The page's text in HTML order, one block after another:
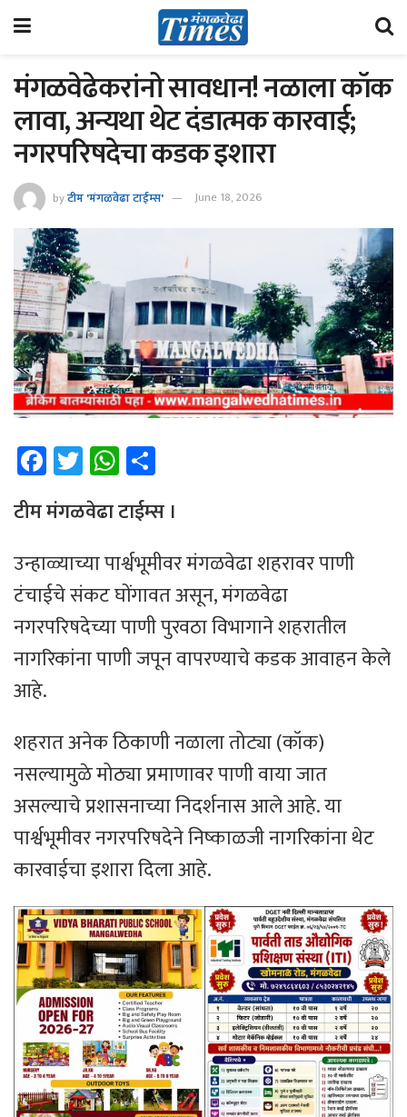
मंगळवेढेकरांनो सावधान! नळाला कॉक
लावा, अन्यथा थेट दंडात्मक कारवाई;
नगरपरिषदेचा कडक इशारा
byटीम 'मंगळवेढा टाईम्स' June 18, 2026
Fa
ce
b
o
ok
T
wi
tt
er
W
h
at
sA
p
p
e
टीम ​मंगळवेढा टाईम्स ।
उन्हाळ्याच्या पार्श्वभूमीवर मंगळवेढा शहरावर पाणी
टंचाईचे संकट घोंगावत असून, मंगळवेढा
नगरपरिषदेच्या पाणी पुरवठा विभागाने शहरातील
नागरिकांना पाणी जपून वापरण्याचे कडक आवाहन केले
आहे.
शहरात अनेक ठिकाणी नळाला तोट्या (कॉक)
नसल्यामुळे मोठ्या प्रमाणावर पाणी वाया जात
असल्याचे प्रशासनाच्या निदर्शनास आले आहे. या
पार्श्वभूमीवर नगरपरिषदेने निष्काळजी नागरिकांना थेट
कारवाईचा इशारा दिला आहे.